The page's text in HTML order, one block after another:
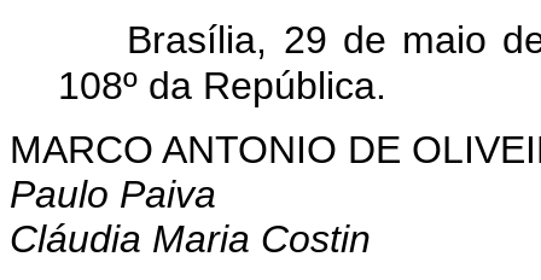
Brasília, 29 de maio
108º da República.
MARCO ANTONIO DE
Paulo Paiva
Cláudia Maria Costin